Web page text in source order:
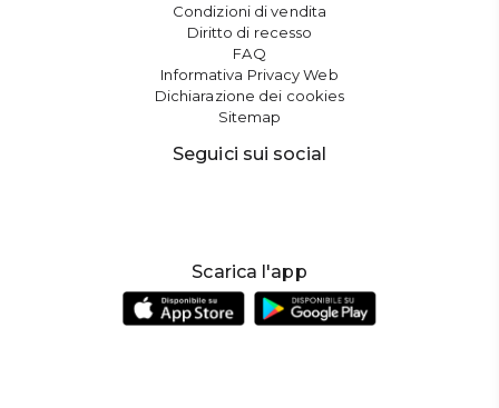
Condizioni di vendita
Diritto di recesso
FAQ
Informativa Privacy Web
Dichiarazione dei cookies
Sitemap
Seguici sui social
Scarica l'app